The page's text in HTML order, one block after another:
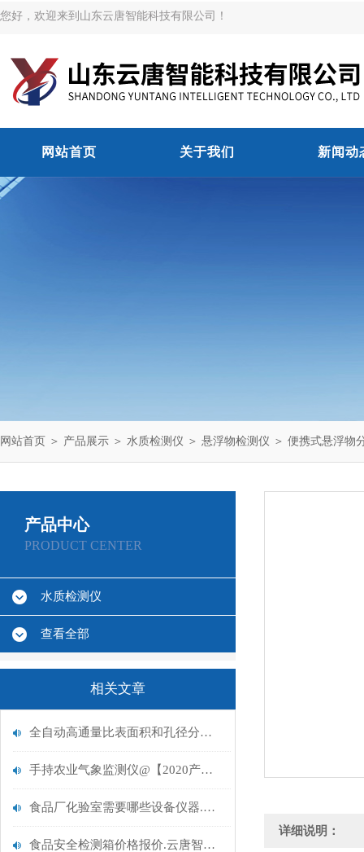
您好，欢迎来到山东云唐智能科技有限公司！
网站首页 关于我们 新闻动
网站首页 ＞ 产品展示 ＞ 水质检测仪 ＞ 悬浮物检测仪 ＞ 便携式悬浮物
产品中心
PRODUCT CENTER
水质检测仪
查看全部
相关文章
全自动高通量比表面积和孔径分析仪【重磅推荐】全自动比表面积和孔径分析仪
手持农业气象监测仪@【2020产品大全】
食品厂化验室需要哪些设备仪器.推荐选择云唐新品
食品安全检测箱价格报价.云唐智能新款更新
详细说明：